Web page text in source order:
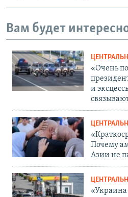
Вам будет
«Очень
и
Почему
Азии не